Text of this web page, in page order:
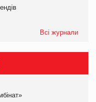
Всі журнали